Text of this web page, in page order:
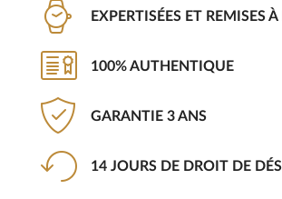
EXPERTISÉES ET REMISES
100% AUTHENTIQUE
GARANTIE 3 ANS
14 JOURS DE DROIT DE